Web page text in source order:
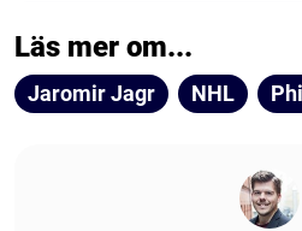
Läs mer om...
Jaromir Jagr NHL